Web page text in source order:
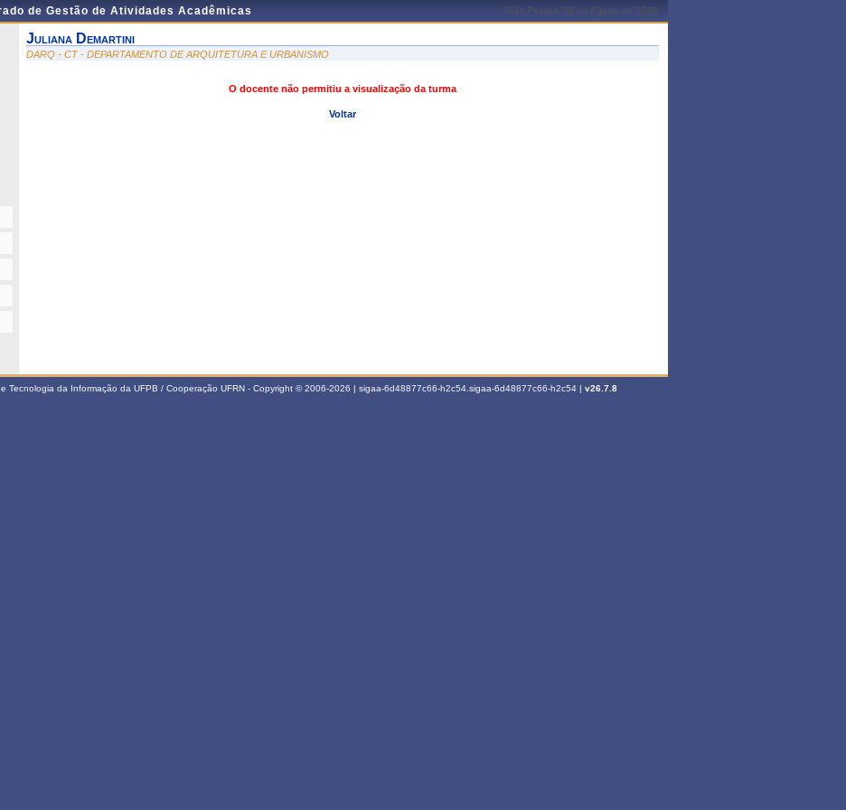
de Gestão de Atividades Acadêmicas João Pessoa, 06 de Agosto de 2026
Juliana Demartini
DARQ - CT - DEPARTAMENTO DE ARQUITETURA E URBANISMO
O docente não permitiu a visualização da turma
Voltar
Tecnologia da Informação da UFPB / Cooperação UFRN - Copyright © 2006-2026 | sigaa-6d48877c66-h2c54.sigaa-6d48877c66-h2c54 | v26.7.8